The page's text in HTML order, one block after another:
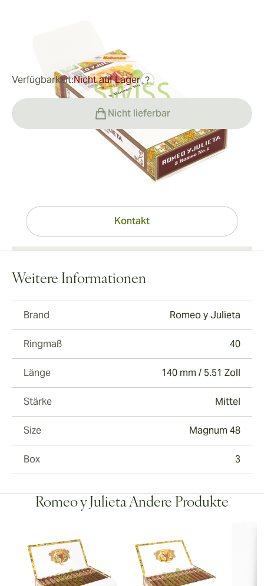
27,91 €-28%
Verfügbarkeit:Nicht auf Lager ?
Nicht lieferbar
Kontakt
Weitere Informationen
Brand Romeo y Julieta
Ringmaß 40
Länge 140 mm / 5.51 Zoll
Stärke Mittel
Size Magnum 48
Box 3
Romeo y Julieta Andere Produkte